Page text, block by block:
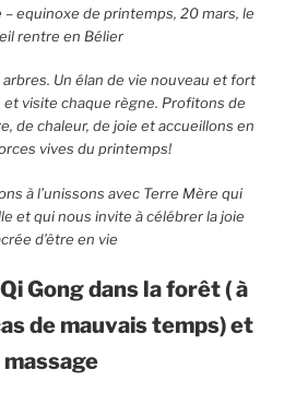
– equinoxe de printemps, 20 mars, le
rentre en Bélier
Un élan de vie nouveau et fort
visite chaque règne. Profitons de
de chaleur, de joie et accueillons en
vives du printemps!
à l’unissons avec Terre Mère qui
et qui nous invite à célébrer la joie
d’être en vie
Gong dans la forêt ( à
de mauvais temps)et
massage